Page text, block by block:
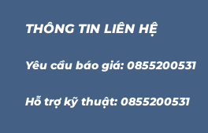
THÔNG TIN LIÊN HỆ
Yêu cầu báo giá: 0855200531
Hỗ trợ kỹ thuật: 0855200531